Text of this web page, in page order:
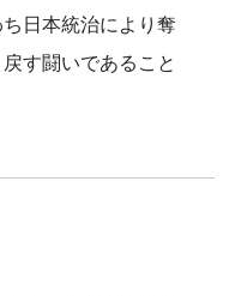
日本統治により奪
す闘いであること